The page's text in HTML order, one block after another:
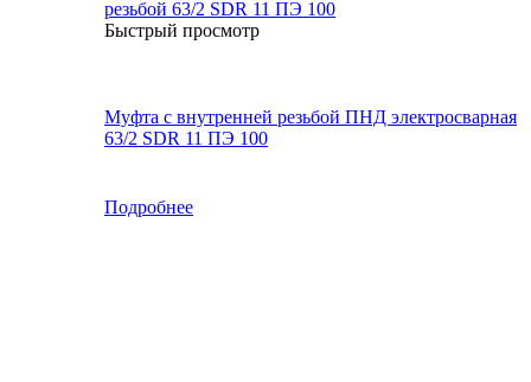
Быстрый просмотр
Муфта с внутренней резьбой ПНД электросварная
63/2 SDR 11 ПЭ 100
Подробнее